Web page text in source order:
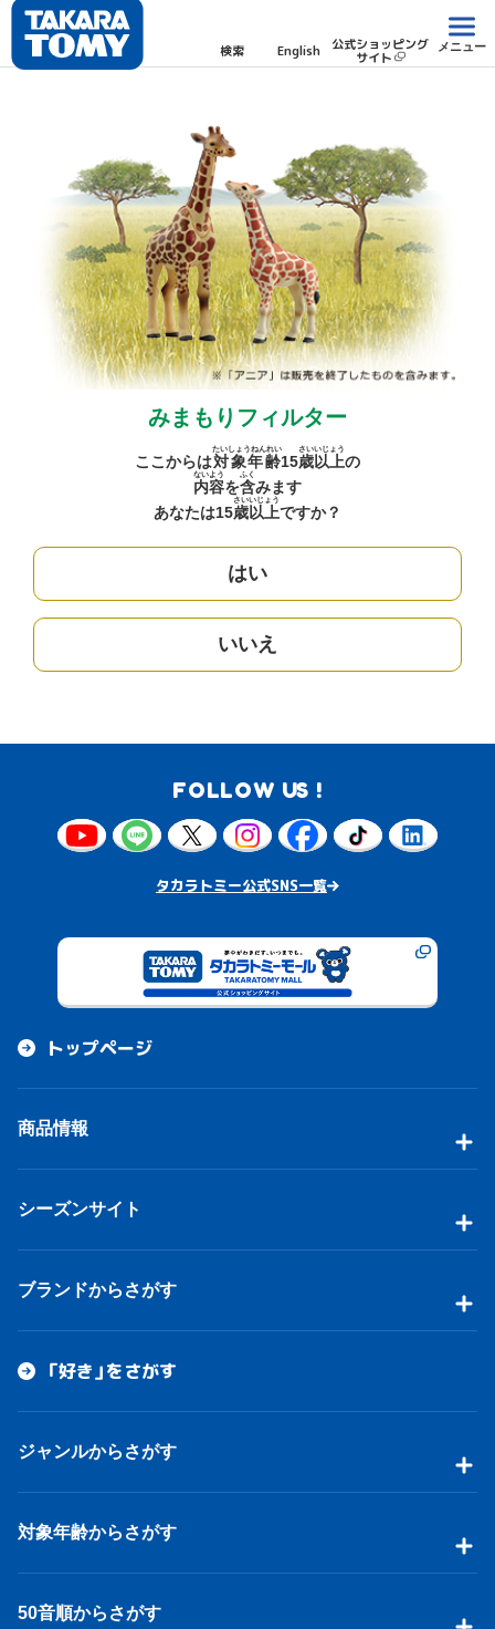
検索 English 公式ショッピング
サイト
メニュー
みまもりフィルター
ここからは対象年齢
たいしょうねんれい
15歳
さい
以上
いじょう
の
内容
ないよう
を含
ふく
みます
あなたは15歳
さい
以上
いじょう
ですか？
はい
いいえ
FOLLOW US !
タカラトミー公式SNS一覧
トップページ
商品情報
シーズンサイト
ブランドからさがす
「好き」をさがす
ジャンルからさがす
対象年齢からさがす
50音順からさがす